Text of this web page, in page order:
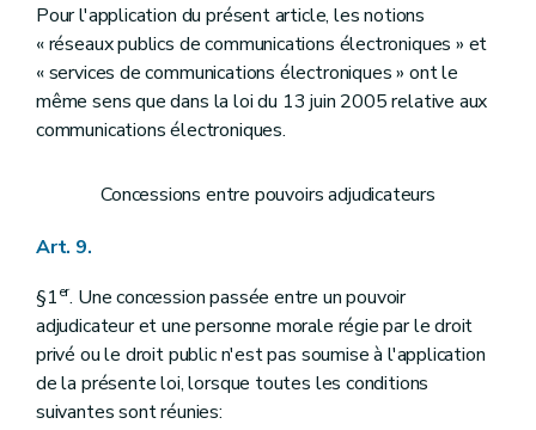
Pour l'application du présent article, les notions
« réseaux publics de communications électroniques » et
« services de communications électroniques » ont le
même sens que dans la loi du 13 juin 2005 relative aux
communications électroniques.
Concessions entre pouvoirs adjudicateurs
Art. 9.
§1er. Une concession passée entre un pouvoir
adjudicateur et une personne morale régie par le droit
privé ou le droit public n'est pas soumise à l'application
de la présente loi, lorsque toutes les conditions
suivantes sont réunies: